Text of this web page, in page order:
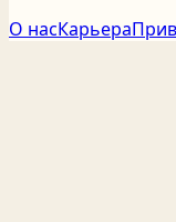
О насКарьера